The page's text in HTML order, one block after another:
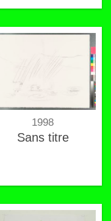
1998
Sans titre